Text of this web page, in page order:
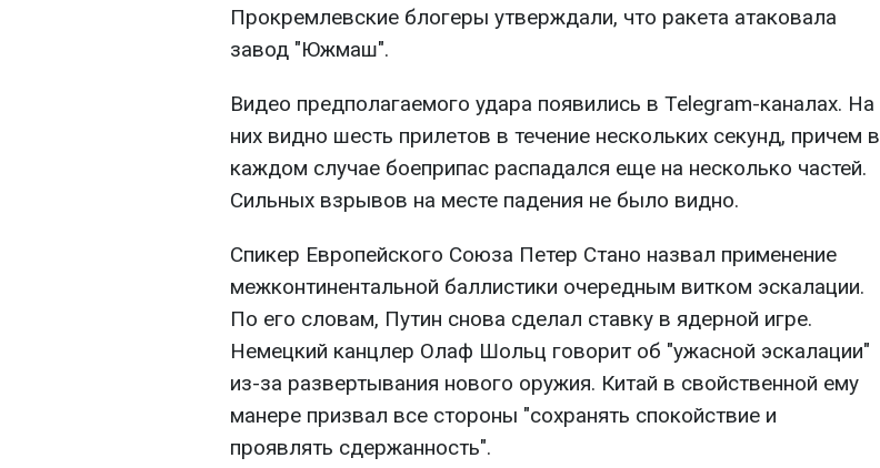
Прокремлевские блогеры утверждали, что ракета атаковала
завод "Южмаш".
Видео предполагаемого удара появились в Telegram-каналах. На
них видно шесть прилетов в течение нескольких секунд, причем в
каждом случае боеприпас распадался еще на несколько частей.
Сильных взрывов на месте падения не было видно.
Спикер Европейского Союза Петер Стано назвал применение
межконтинентальной баллистики очередным витком эскалации.
По его словам, Путин снова сделал ставку в ядерной игре.
Немецкий канцлер Олаф Шольц говорит об "ужасной эскалации"
из-за развертывания нового оружия. Китай в свойственной ему
манере призвал все стороны "сохранять спокойствие и
проявлять сдержанность".